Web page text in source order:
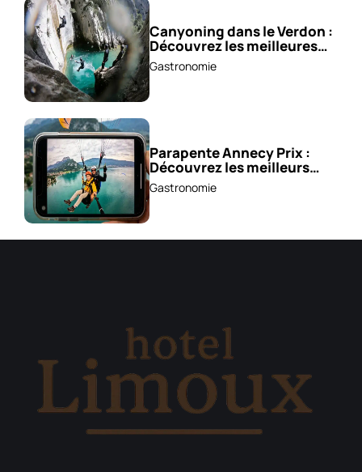
Canyoning dans le Verdon :
Découvrez les meilleures
excursions !
Gastronomie
Parapente Annecy Prix :
Découvrez les meilleurs
vols à partir de 85 €!
Gastronomie